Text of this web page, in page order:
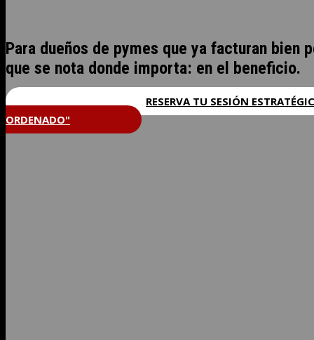
Para dueños de pymes que ya facturan bien
que se nota donde importa: en el beneficio.
RESERVA TU SESIÓN
ORDENADO"